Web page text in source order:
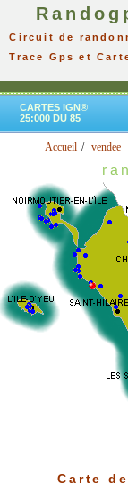
Circuit de
Trace Gps et
CARTES IGN®
25:000 DU 85
Accueil vendee
Carte